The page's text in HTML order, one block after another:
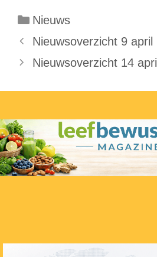
Categorieën
Nieuws
Nieuwsoverzicht 9 april
Nieuwsoverzicht 14 april